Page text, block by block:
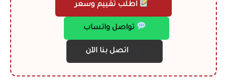
اطلب تقييم وسعر
تواصل واتساب
اتصل بنا الآن